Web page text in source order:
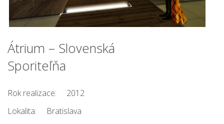
Átrium – Slovenská
Sporiteľňa
Rok realizace:
2012
Lokalita:
Bratislava